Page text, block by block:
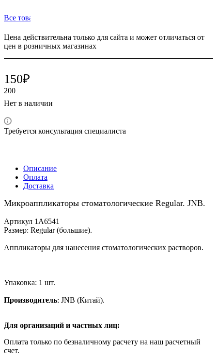
Все товары бренда JNB (Британия)
Цена действительна только для сайта и может отличаться от
цен в розничных магазинах
150₽
200
Нет в наличии
Требуется консультация специалиста
Описание
Оплата
Доставка
Микроаппликаторы стоматологические Regular. JNB.
Артикул 1А6541
Размер: Regular (большие).
Аппликаторы для нанесения стоматологических растворов.
Упаковка: 1 шт.
Производитель: JNB (Китай).
Для организаций и частных лиц:
Оплата только по безналичному расчету на наш расчетный
счет.